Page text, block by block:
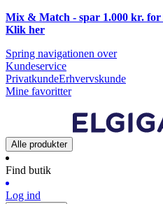
Mix & Match - spar 1.000 kr.
Klik her
Spring navigationen over
Kundeservice
PrivatkundeErhvervskunde
Mine favoritter
Alle produkter
Find butik
Log ind